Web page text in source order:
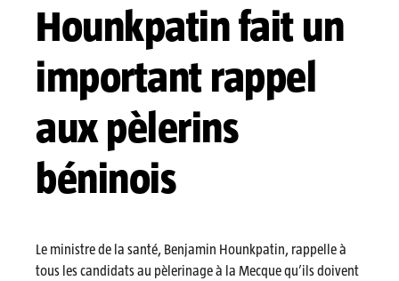
Hounkpatin fait un
important rappel
aux pèlerins
béninois
Le ministre de la santé, Benjamin Hounkpatin, rappelle à
tous les candidats au pèlerinage à la Mecque qu’ils doivent